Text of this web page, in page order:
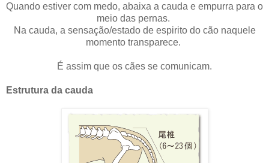
Quando estiver com medo, abaixa a cauda e empurra para o
meio das pernas.
Na cauda, ​​a sensação/estado de espirito do cão naquele
momento transparece.
É assim que os cães se comunicam.
Estrutura da cauda